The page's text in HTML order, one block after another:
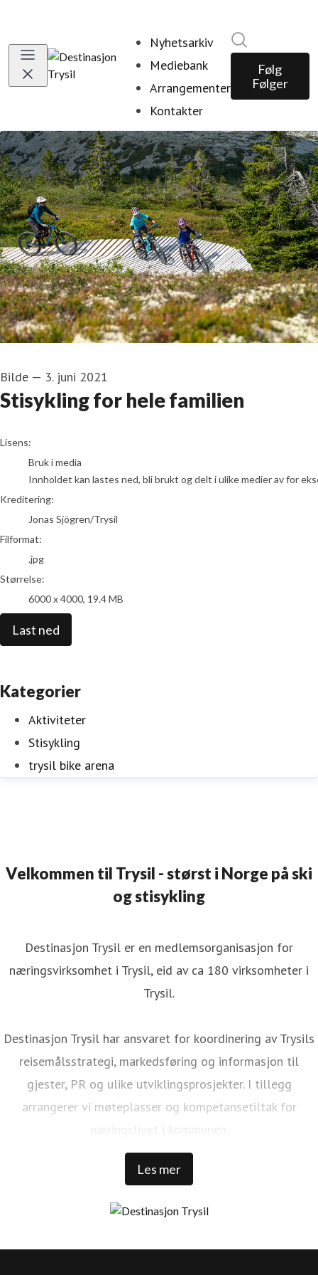
Nyhetsarkiv
Mediebank
Arrangementer
Kontakter
Følg
Følger
Bilde — 3. juni 2021
Stisykling for hele familien
Jonas Sjögren/Trysil
Lisens:
Bruk i media
Innholdet kan lastes ned, bli brukt og delt i ulike medier av for
Kreditering:
Jonas Sjögren/Trysil
Filformat:
.jpg
Størrelse:
6000 x 4000, 19.4 MB
Last ned
Kategorier
Aktiviteter
Stisykling
trysil bike arena
Velkommen til Trysil - størst i Norge på ski
og stisykling
Les mer
Destinasjon Trysil er en medlemsorganisasjon for
næringsvirksomhet i Trysil, eid av ca 180 virksomheter i
Trysil.
Destinasjon Trysil har ansvaret for koordinering av Trysils
reisemålsstrategi, markedsføring og informasjon til
gjester, PR og ulike utviklingsprosjekter. I tillegg
arrangerer vi møteplasser og kompetansetiltak for
næringslivet i kommunen.
Trysil er Norges største ski- og stisykkeldestinasjon. Vi har
Trysilfjellet, over 1 300 000 skidager, 456 millioner NOK i